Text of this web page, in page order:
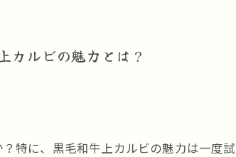
カルビの魅力とは？
特に、黒毛和牛上カルビの魅力は一度